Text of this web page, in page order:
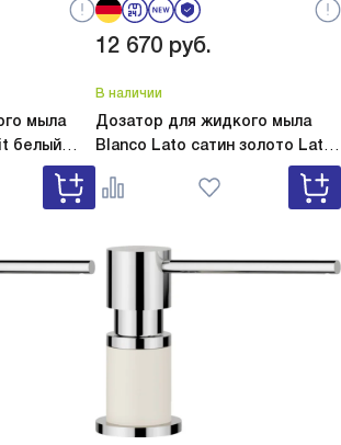
мыла
белый
525814
12 670 руб.
В наличии
Дозатор для жидкого мыла
Blanco Lato сатин золото Lato